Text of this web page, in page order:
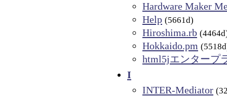
Hardware Maker
Help (5661d)
Hiroshima.rb
Hokkaido.pm
html5jエンタープ
I
INTER-Mediator